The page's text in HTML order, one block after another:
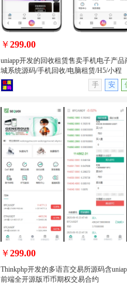
无演示
uniapp开发的回收租赁售卖手机电子产
品商城系统源码/手机回收/电脑租赁/H5/
小程序/APP
￥299.00
uniapp开发的回收租赁售卖手机电子产品
城系统源码/手机回收/电脑租赁/H5/小程
序/APP
手 安
￥299.00
Thinkphp开发的多语言交易所源码含
前端全开源版币币期权交易合约